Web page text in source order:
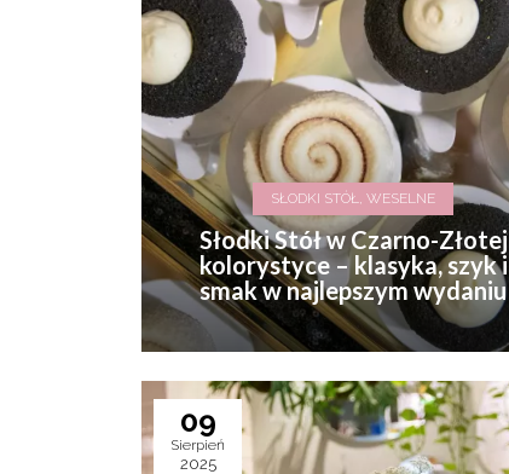
SŁODKI STÓŁ, WESELNE
Słodki Stół w Czarno-Złotej
kolorystyce – klasyka, szyk i
smak w najlepszym wydaniu
09
Sierpień
2025